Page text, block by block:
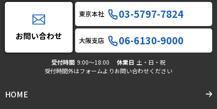
お問い合わせ
東京本社 03-5797-7824
大阪支店 06-6130-9000
受付時間 9:00〜18:00 休業日 土・日・祝
受付時間外はフォームよりお問い合わせください
HOME